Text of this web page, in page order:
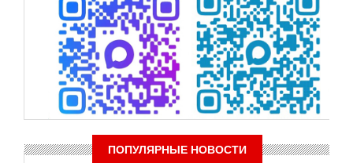
ПОПУЛЯРНЫЕ НОВОСТИ